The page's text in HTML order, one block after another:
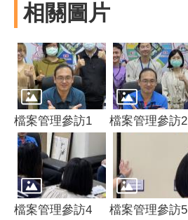
相關圖片
檔案管理參訪1 檔案管理參訪2
檔案管理參訪4 檔案管理參訪5